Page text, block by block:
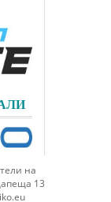
на
13